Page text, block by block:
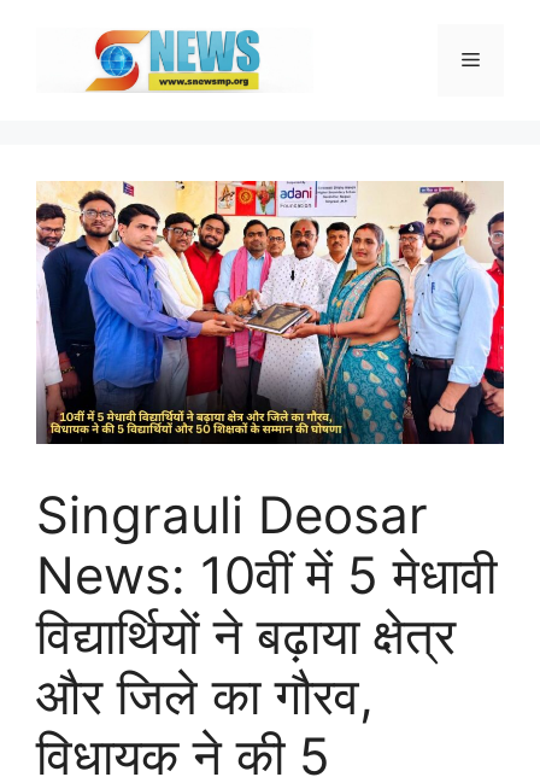
Menu
Singrauli Deosar
News: 10वीं में 5 मेधावी
विद्यार्थियों ने बढ़ाया क्षेत्र
और जिले का गौरव,
विधायक ने की 5